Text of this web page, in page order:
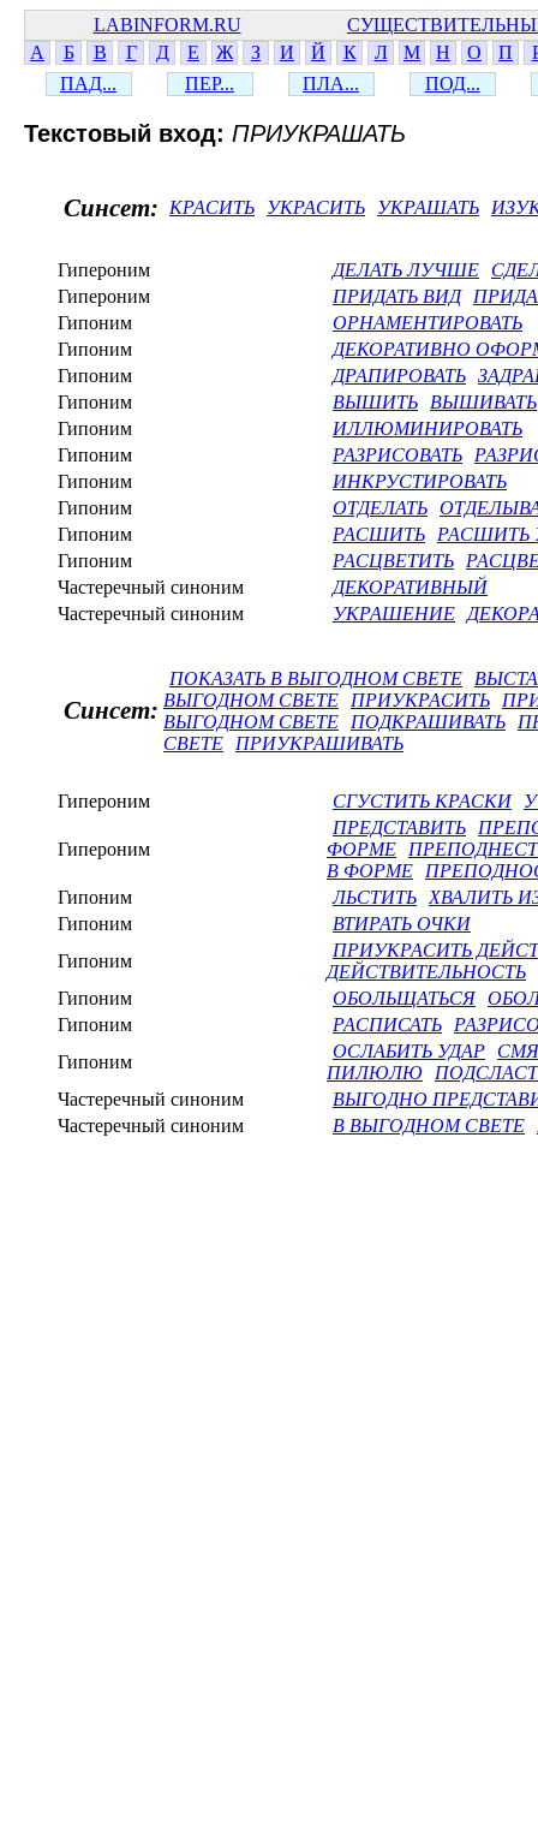
LABINFORM.RU
А
Б В Г Д Е Ж З И Й К Л М Н О П
ПАД...
ПЕР... ПЛА... ПОД...
Текстовый вход: ПРИУКРАШАТЬ
Синсет: КРАСИТЬ УКРАСИТЬ УКРАШАТЬ
Гипероним ДЕЛАТЬ ЛУЧШЕ
Гипероним
ПРИДАТЬ ВИД
Гипоним
ОРНАМЕНТИРОВАТЬ
Гипоним
ДЕКОРАТИВНО
Гипоним
ДРАПИРОВАТЬ
Гипоним
ВЫШИТЬ
ВЫШИВАТЬ
Гипоним
ИЛЛЮМИНИРОВАТЬ
Гипоним
РАЗРИСОВАТЬ
Гипоним
ИНКРУСТИРОВАТЬ
Гипоним
ОТДЕЛАТЬ
Гипоним
РАСШИТЬ
РАСШИТЬ
Гипоним
РАСЦВЕТИТЬ
Частеречный синоним
ДЕКОРАТИВНЫЙ
Частеречный синоним
УКРАШЕНИЕ
Синсет:
ПОКАЗАТЬ В ВЫГОДНОМ СВЕТЕ
ВЫГОДНОМ СВЕТЕ
ПРИУКРАСИТЬ
ВЫГОДНОМ СВЕТЕ
ПОДКРАШИВАТЬ
СВЕТЕ
ПРИУКРАШИВАТЬ
Гипероним СГУСТИТЬ КРАСКИ
Гипероним
ПРЕДСТАВИТЬ
ФОРМЕ
В ФОРМЕ
Гипоним
ЛЬСТИТЬ
ХВАЛИТЬ
Гипоним
ВТИРАТЬ ОЧКИ
Гипоним
ПРИУКРАСИТЬ
ДЕЙСТВИТЕЛЬНОСТЬ
Гипоним
ОБОЛЬЩАТЬСЯ
Гипоним
РАСПИСАТЬ
Гипоним
ОСЛАБИТЬ УДАР
ПИЛЮЛЮ
Частеречный синоним
ВЫГОДНО
Частеречный синоним
В ВЫГОДНОМ СВЕТЕ